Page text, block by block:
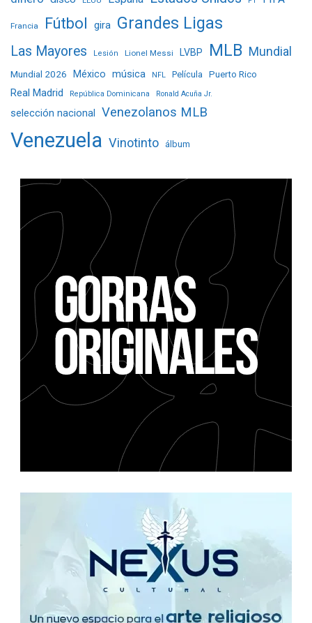
Francia Fútbol gira Grandes Ligas
Las Mayores Lesión Lionel Messi LVBP MLB Mundial
Mundial 2026 México música NFL Película Puerto Rico
Real Madrid República Dominicana Ronald Acuña Jr.
selección nacional Venezolanos MLB
Venezuela Vinotinto álbum